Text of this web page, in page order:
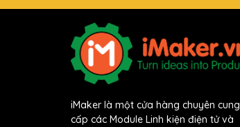
iMaker là một cửa hàng chuyên cung
cấp các Module Linh kiện điện tử và